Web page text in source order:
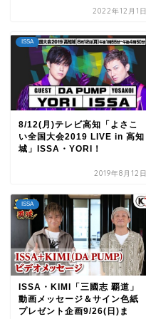
2022年12月1日
ISSA
8/12(月)テレビ高知「よさこ
い全国大会2019 LIVE in 高知
城」ISSA・YORI！
2019年8月12日
ISSA
ISSA・KIMI「三國志 覇道」
動画メッセージ＆サイン色紙
プレゼント企画9/26(日)ま